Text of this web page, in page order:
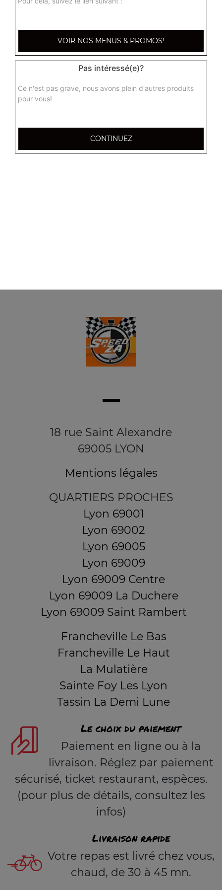
18 rue Saint Alexandre
69005 LYON
Mentions légales
QUARTIERS PROCHES
Lyon 69001
Lyon 69002
Lyon 69005
Lyon 69009
Lyon 69009 Centre
Lyon 69009 La Duchere
Lyon 69009 Saint Rambert
Francheville Le Bas
Francheville Le Haut
La Mulatière
Sainte Foy Les Lyon
Tassin La Demi Lune
Le choix du paiement
Paiement en ligne ou à la
livraison. Réglez par paiement
sécurisé, ticket restaurant, espèces.
(pour plus de détails, consultez les
infos)
Livraison rapide
Votre repas est livré chez vous,
chaud, de 30 à 45 mn.
VOIR NOS MENUS & PROMOS!
Pas intéressé(e)?
Ce n'est pas grave, nous avons plein d'autres produits
pour vous!
CONTINUEZ